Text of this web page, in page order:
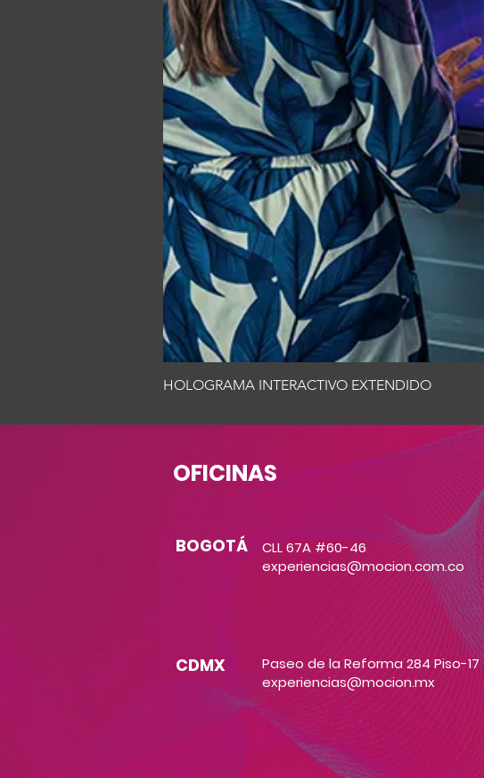
HOLOGRAMA INTERACTIVO EXTENDIDO
OFICINAS
CLL 67A #60-46
experiencias@mocion.com.co
BOGOTÁ
Paseo de la Reforma 284 Piso-17
experiencias@mocion.mx
CDMX